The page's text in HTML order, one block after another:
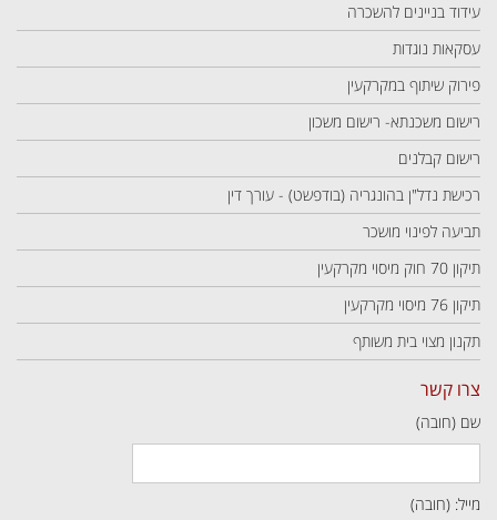
עידוד בניינים להשכרה
עסקאות נוגדות
פירוק שיתוף במקרקעין
רישום משכנתא- רישום משכון
רישום קבלנים
רכישת נדל"ן בהונגריה (בודפשט) - עורך דין
תביעה לפינוי מושכר
תיקון 70 חוק מיסוי מקרקעין
תיקון 76 מיסוי מקרקעין
תקנון מצוי בית משותף
צרו קשר
שם (חובה)
מייל: (חובה)